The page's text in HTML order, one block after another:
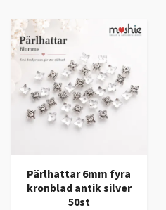
Pärlhattar 6mm fyra
kronblad antik silver
50st